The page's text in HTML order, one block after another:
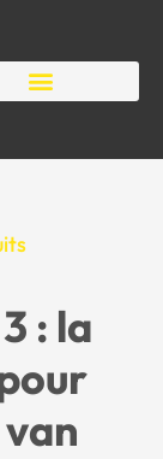
: la